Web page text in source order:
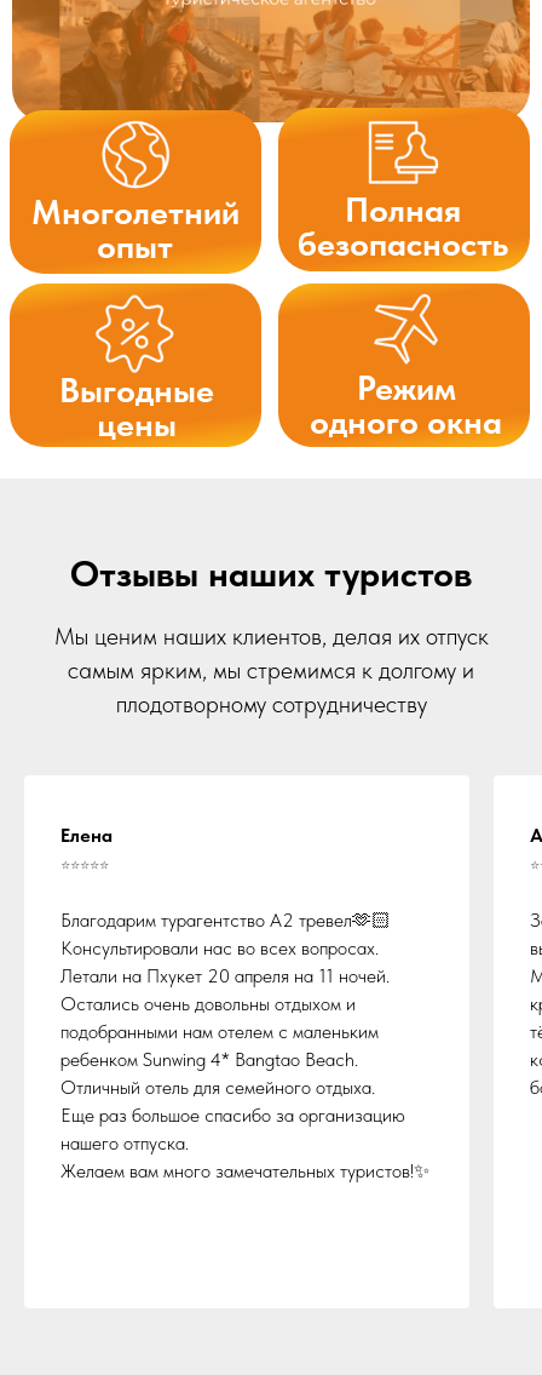
Отзывы наших туристов
Мы ценим наших клиентов, делая их отпуск
самым ярким, мы стремимся к долгому и
плодотворному сотрудничеству
Елена
⭐⭐⭐⭐⭐
Благодарим турагентство А2 тревел🫶🏻
Консультировали нас во всех вопросах.
Летали на Пхукет 20 апреля на 11 ночей.
Остались очень довольны отдыхом и
подобранными нам отелем с маленьким
ребенком Sunwing 4* Bangtao Beach.
Отличный отель для семейного отдыха.
Еще раз большое спасибо за организацию
нашего отпуска.
Желаем вам много замечательных туристов!✨